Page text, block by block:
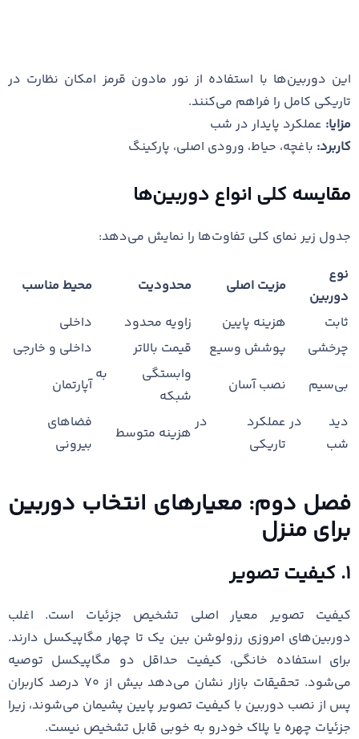
این دوربین‌ها با استفاده از نور مادون قرمز امکان نظارت در
تاریکی کامل را فراهم می‌کنند.
مزایا: عملکرد پایدار در شب
کاربرد: باغچه، حیاط، ورودی اصلی، پارکینگ
مقایسه کلی انواع دوربین‌ها
جدول زیر نمای کلی تفاوت‌ها را نمایش می‌دهد:
نوع
دوربین
مزیت اصلی محدودیت
محیط مناسب
ثابت
هزینه پایین زاویه محدود
داخلی
چرخشی
پوشش وسیع قیمت بالاتر
داخلی و خارجی
بی‌سیم
نصب آسان
وابستگی به
شبکه
آپارتمان
دید در
شب
عملکرد در
تاریکی
هزینه متوسط
فضاهای
بیرونی
فصل دوم: معیارهای انتخاب دوربین
برای منزل
۱. کیفیت تصویر
کیفیت تصویر معیار اصلی تشخیص جزئیات است. اغلب
دوربین‌های امروزی رزولوشن بین یک تا چهار مگاپیکسل دارند.
برای استفاده خانگی، کیفیت حداقل دو مگاپیکسل توصیه
می‌شود. تحقیقات بازار نشان می‌دهد بیش از ۷۰ درصد کاربران
پس از نصب دوربین با کیفیت تصویر پایین پشیمان می‌شوند، زیرا
جزئیات چهره یا پلاک خودرو به خوبی قابل تشخیص نیست.